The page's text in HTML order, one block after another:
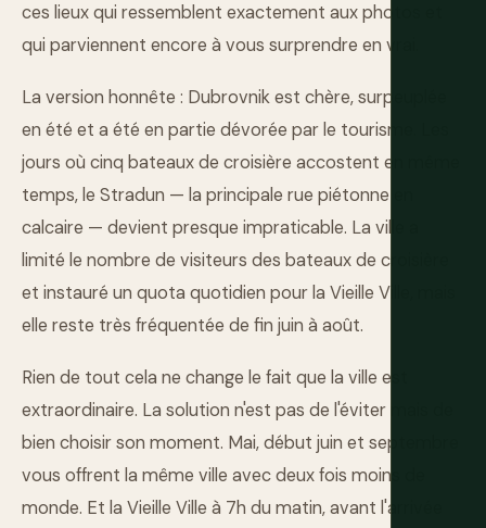
ces lieux qui ressemblent exactement aux photos et
qui parviennent encore à vous surprendre en vrai.
La version honnête : Dubrovnik est chère, surpeuplée
en été et a été en partie dévorée par le tourisme. Les
jours où cinq bateaux de croisière accostent en même
temps, le Stradun — la principale rue piétonne en
calcaire — devient presque impraticable. La ville a
limité le nombre de visiteurs des bateaux de croisière
et instauré un quota quotidien pour la Vieille Ville, mais
elle reste très fréquentée de fin juin à août.
Rien de tout cela ne change le fait que la ville est
extraordinaire. La solution n'est pas de l'éviter mais de
bien choisir son moment. Mai, début juin et septembre
vous offrent la même ville avec deux fois moins de
monde. Et la Vieille Ville à 7h du matin, avant l'arrivée